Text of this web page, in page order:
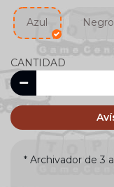
Azul Negro
CANTIDAD
* Archivador de 3